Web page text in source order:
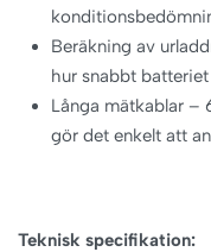
Beräkning av
hur snabbt
Långa mätkablar –
gör det enkelt att
Teknisk specifikation: